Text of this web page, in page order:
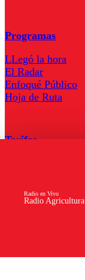
Radio Agricultura
Radio en Vivo
Programas
LLegó la hora
El Radar
Enfoqué Público
Hoja de Ruta
Tarifas